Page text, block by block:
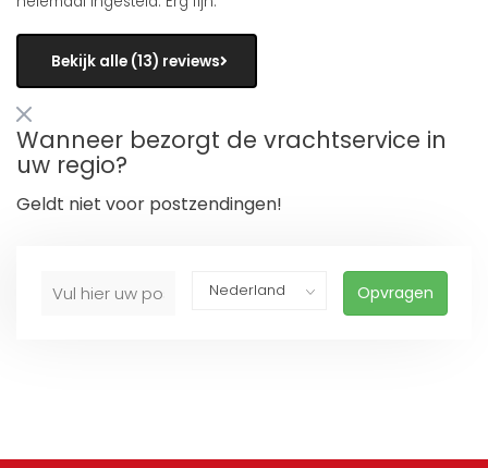
Bekijk alle (13) reviews
Wanneer bezorgt de vrachtservice in
uw regio?
Geldt niet voor postzendingen!
Opvragen